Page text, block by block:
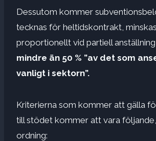
Dessutom kommer
tecknas för heltidskontrakt, minskas
proportionellt vid partiell
mindre än 50 % ”av det som
vanligt i sektorn”.
Kriterierna som kommer att gälla
till stödet kommer att vara
ordning: